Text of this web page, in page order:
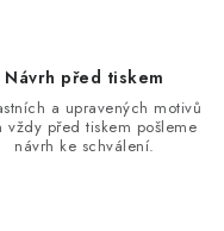
Návrh před tiskem
a upravených motivů
vždy před tiskem pošleme
návrh ke schválení.